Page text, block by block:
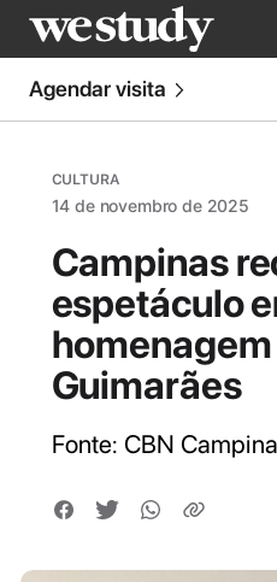
Agendar visita
CULTURA
14 de novembro de 2025
Campinas
espetáculo
homenagem
Guimarães
Fonte: CBN